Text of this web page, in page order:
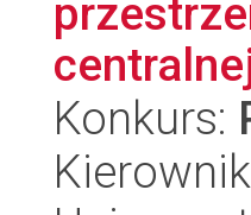
Konkurs: